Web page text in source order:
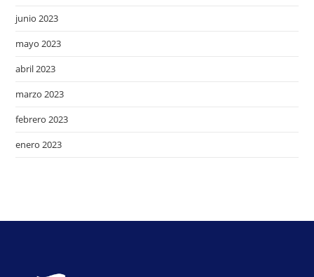
junio 2023
mayo 2023
abril 2023
marzo 2023
febrero 2023
enero 2023